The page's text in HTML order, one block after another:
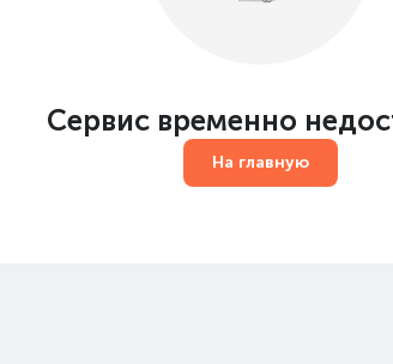
Сервис временно
На главную